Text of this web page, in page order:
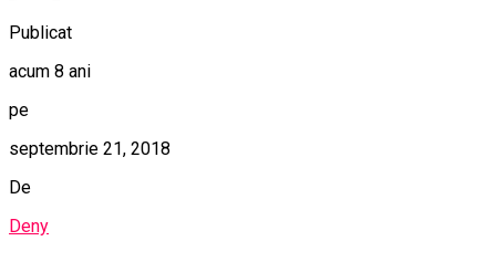
Publicat
acum 8 ani
pe
septembrie 21, 2018
De
Deny